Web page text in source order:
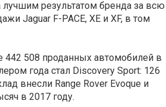
результатом бренда за всю
Jaguar F-PACE, XE и XF, в том
442 508 проданных автомобилей в
года стал Discovery Sport: 126
внесли Range Rover Evoque и
в 2017 году.